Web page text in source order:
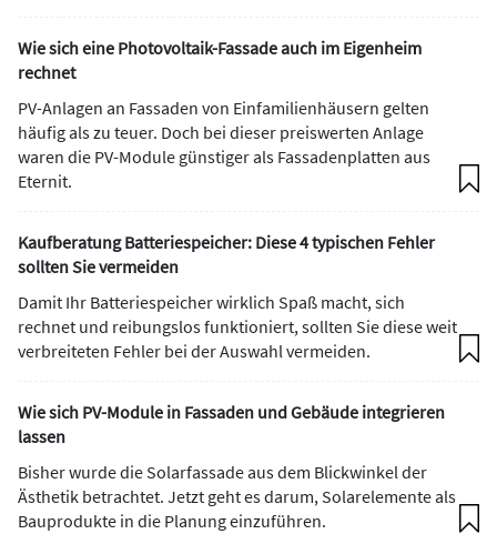
Wie sich eine Photovoltaik-Fassade auch im Eigenheim
rechnet
PV-Anlagen an Fassaden von Einfamilienhäusern gelten
häufig als zu teuer. Doch bei dieser preiswerten Anlage
waren die PV-Module günstiger als Fassadenplatten aus
Eternit.
Kaufberatung Batteriespeicher: Diese 4 typischen Fehler
sollten Sie vermeiden
Damit Ihr Batteriespeicher wirklich Spaß macht, sich
rechnet und reibungslos funktioniert, sollten Sie diese weit
verbreiteten Fehler bei der Auswahl vermeiden.
Wie sich PV-Module in Fassaden und Gebäude integrieren
lassen
Bisher wurde die Solarfassade aus dem Blickwinkel der
Ästhetik betrachtet. Jetzt geht es darum, Solarelemente als
Bauprodukte in die Planung einzuführen.